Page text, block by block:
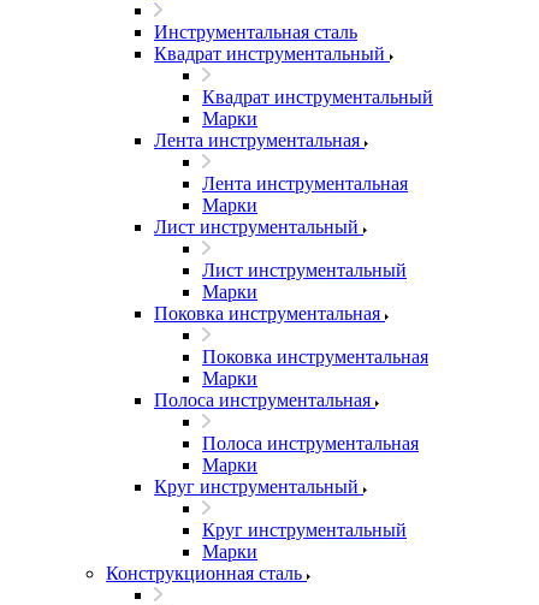
Инструментальная сталь
Квадрат инструментальный
Квадрат инструментальный
Марки
Лента инструментальная
Лента инструментальная
Марки
Лист инструментальный
Лист инструментальный
Марки
Поковка инструментальная
Поковка инструментальная
Марки
Полоса инструментальная
Полоса инструментальная
Марки
Круг инструментальный
Круг инструментальный
Марки
Конструкционная сталь